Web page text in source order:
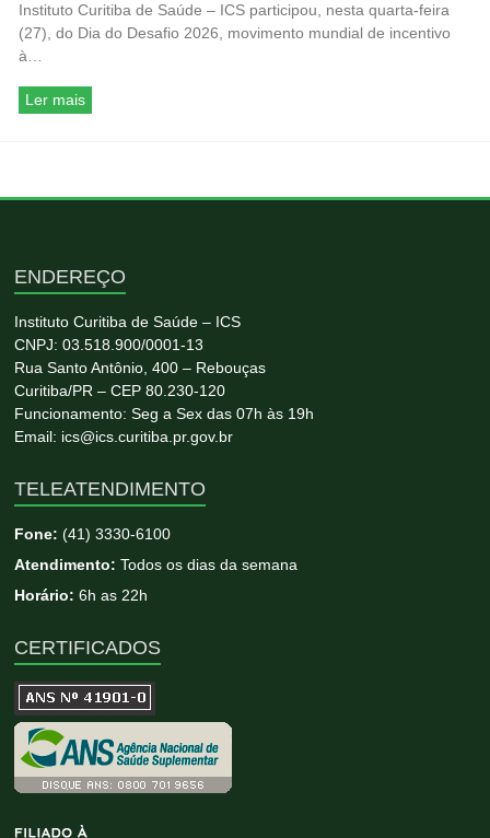
Instituto Curitiba de Saúde – ICS participou, nesta quarta-feira
(27), do Dia do Desafio 2026, movimento mundial de incentivo
à…
Ler mais
ENDEREÇO
Instituto Curitiba de Saúde – ICS
CNPJ: 03.518.900/0001-13
Rua Santo Antônio, 400 – Rebouças
Curitiba/PR – CEP 80.230-120
Funcionamento: Seg a Sex das 07h às 19h
Email: ics@ics.curitiba.pr.gov.br
TELEATENDIMENTO
Fone:(41) 3330-6100
Atendimento: Todos os dias da semana
Horário: 6h as 22h
CERTIFICADOS